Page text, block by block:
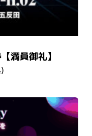
満員御礼】